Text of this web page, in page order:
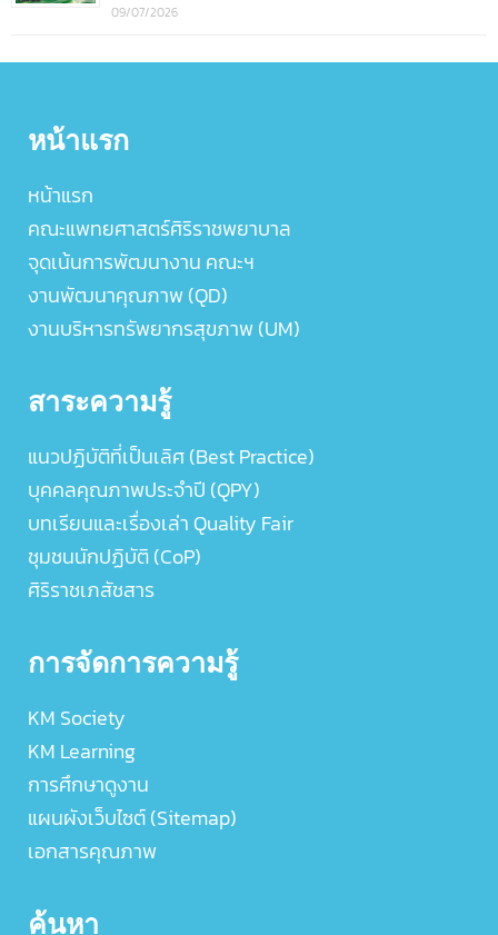
09/07/2026
หน้าแรก
หน้าแรก
คณะแพทยศาสตร์ศิริราชพยาบาล
จุดเน้นการพัฒนางาน คณะฯ
งานพัฒนาคุณภาพ (QD)
งานบริหารทรัพยากรสุขภาพ (UM)
สาระความรู้
แนวปฏิบัติที่เป็นเลิศ (Best Practice)
บุคคลคุณภาพประจำปี (QPY)
บทเรียนและเรื่องเล่า Quality Fair
ชุมชนนักปฏิบัติ (CoP)
ศิริราชเภสัชสาร
การจัดการความรู้
KM Society
KM Learning
การศึกษาดูงาน
แผนผังเว็บไซต์ (Sitemap)
เอกสารคุณภาพ
ค้นหา